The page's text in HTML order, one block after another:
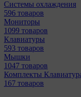
Системы охлаждения
596 товаров
Мониторы
1099 товаров
Клавиатуры
593 товаров
Мышки
1047 товаров
Комплекты
167 товаров